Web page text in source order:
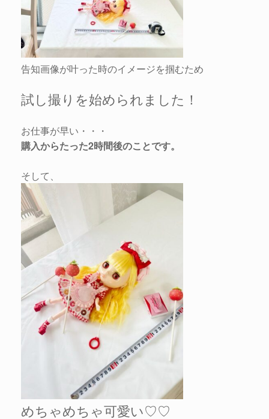
告知画像が叶った時のイメージを掴むため
試し撮りを始められました！
お仕事が早い・・・
購入からたった2時間後のことです。
そして、
めちゃめちゃ可愛い♡♡